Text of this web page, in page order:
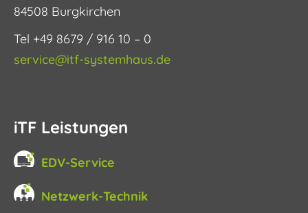
84508 Burgkirchen
Tel +49 8679 / 916 10 – 0
service@itf-systemhaus.de
iTF Leistungen
EDV-Service
Netzwerk-Technik